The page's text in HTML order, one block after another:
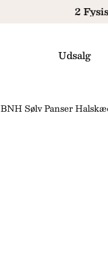
2
Udsalg
BNH Sølv Panser